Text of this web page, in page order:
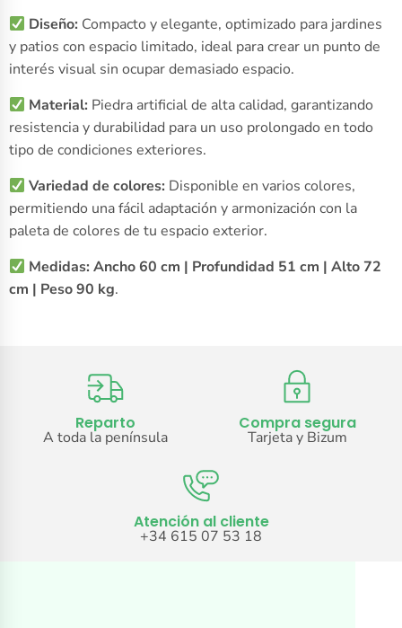
Diseño: Compacto y elegante, optimizado para jardines
y patios con espacio limitado, ideal para crear un punto de
interés visual sin ocupar demasiado espacio.
Material: Piedra artificial de alta calidad, garantizando
resistencia y durabilidad para un uso prolongado en todo
tipo de condiciones exteriores.
Variedad de colores: Disponible en varios colores,
permitiendo una fácil adaptación y armonización con la
paleta de colores de tu espacio exterior.
Medidas: Ancho 60 cm | Profundidad 51 cm | Alto 72
cm | Peso 90 kg.
Reparto
A toda la península
Compra segura
Tarjeta y Bizum
Atención al cliente
+34 615 07 53 18